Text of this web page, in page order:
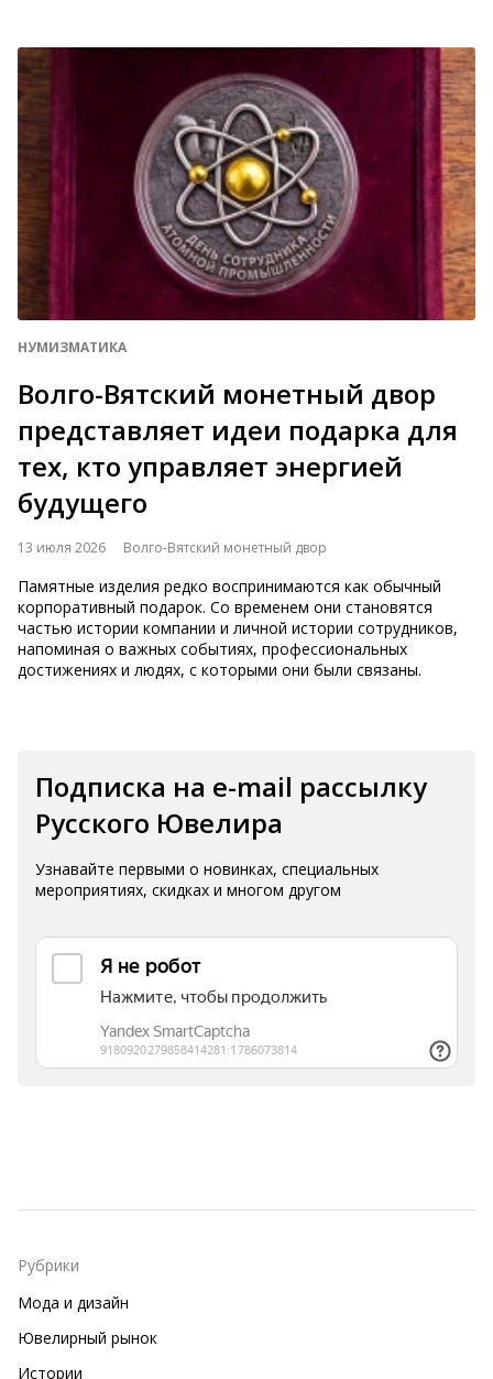
НУМИЗМАТИКА
Волго-Вятский монетный двор
представляет идеи подарка для
тех, кто управляет энергией
будущего
13 июля 2026 Волго-Вятский монетный двор
Памятные изделия редко воспринимаются как обычный
корпоративный подарок. Со временем они становятся
частью истории компании и личной истории сотрудников,
напоминая о важных событиях, профессиональных
достижениях и людях, с которыми они были связаны.
Подписка на e-mail рассылку
Русского Ювелира
Узнавайте первыми о новинках, специальных
мероприятиях, скидках и многом другом
Рубрики
Мода и дизайн
Ювелирный рынок
Истории